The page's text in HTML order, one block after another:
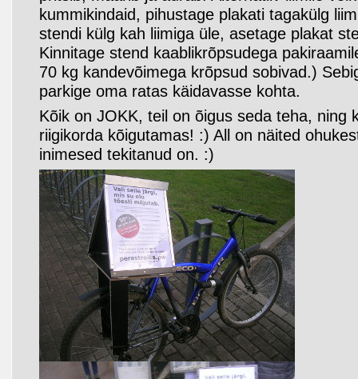
kummikindaid, pihustage plakati tagakülg
stendi külg kah liimiga üle, asetage plakat
Kinnitage stend kaablikrõpsudega
70 kg kandevõimega krõpsud sobivad.)
parkige oma ratas käidavasse kohta.
Kõik on JOKK, teil on õigus seda teha, ning
riigikorda kõigutamas! :) All on näited
inimesed tekitanud on. :)